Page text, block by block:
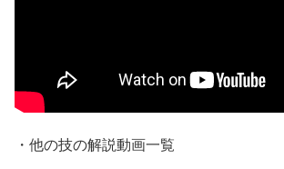
・他の技の解説動画一覧